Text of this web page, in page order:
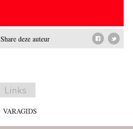
Share deze auteur
Links
VARAGIDS